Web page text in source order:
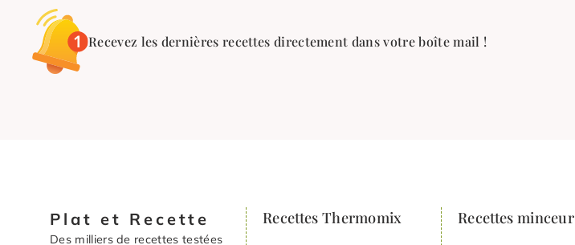
Recevez les dernières recettes directement dans votre boîte mail !
Plat et Recette
Des milliers de recettes testées
Recettes Thermomix Recettes minceur